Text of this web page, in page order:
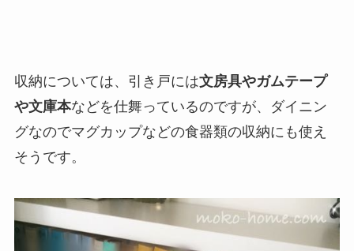
収納については、引き戸には文房具やガムテープ
や文庫本などを仕舞っているのですが、ダイニン
グなのでマグカップなどの食器類の収納にも使え
そうです。